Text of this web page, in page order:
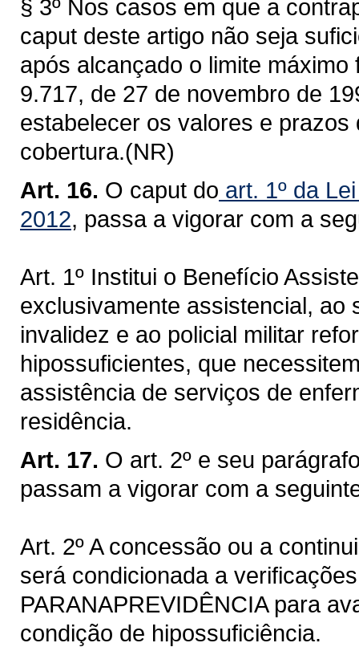
§ 3º Nos casos em que a
caput deste artigo não seja
após alcançado o limite máximo
9.717, de 27 de novembro de
estabelecer os valores e
cobertura.(NR)
Art. 16. O caput do art. 1º da
2012, passa a vigorar com a
Art. 1º Institui o Benefício
exclusivamente assistencial, ao
invalidez e ao policial militar
hipossuficientes, que
assistência de serviços de
residência.
Art. 17. O art. 2º e seu
passam a vigorar com a
Art. 2º A concessão ou a
será condicionada a
PARANAPREVIDÊNCIA para
condição de hipossuficiência.